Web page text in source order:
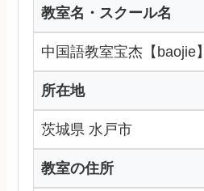
教室名・スクール名
中国語教室宝杰【baojie】
所在地
茨城県 水戸市
教室の住所